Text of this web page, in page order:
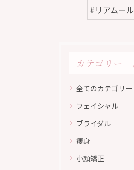
#リアムール
カテゴリー
全てのカテゴリー
フェイシャル
ブライダル
痩身
小顔矯正